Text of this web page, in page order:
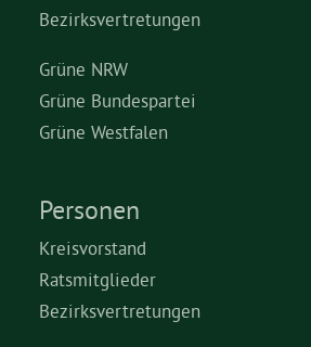
Bezirksvertretungen
Grüne NRW
Grüne Bundespartei
Grüne Westfalen
Personen
Kreisvorstand
Ratsmitglieder
Bezirksvertretungen